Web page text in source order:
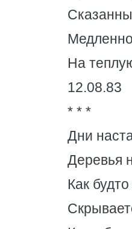
На
12.08.83
* * *
Дни
Деревья
Как